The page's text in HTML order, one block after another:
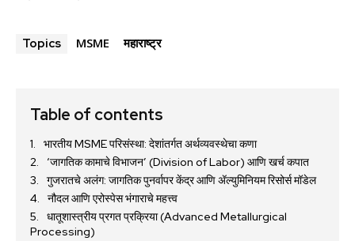
Topics MSME महाराष्ट्र
Table of contents
भारतीय MSME परिसंस्था: देशांतर्गत अर्थव्यवस्थेचा कणा
‘जागतिक कामाचे विभाजन’ (Division of Labor) आणि खर्च कपात
गुजरातचे अलंग: जागतिक पुनर्वापर केंद्र आणि ॲल्युमिनियम रिसोर्स मॉडेल
नौदल आणि एरोस्पेस भंगाराचे महत्त्व
धातूशास्त्रीय प्रगत प्रक्रिया (Advanced Metallurgical
Processing)